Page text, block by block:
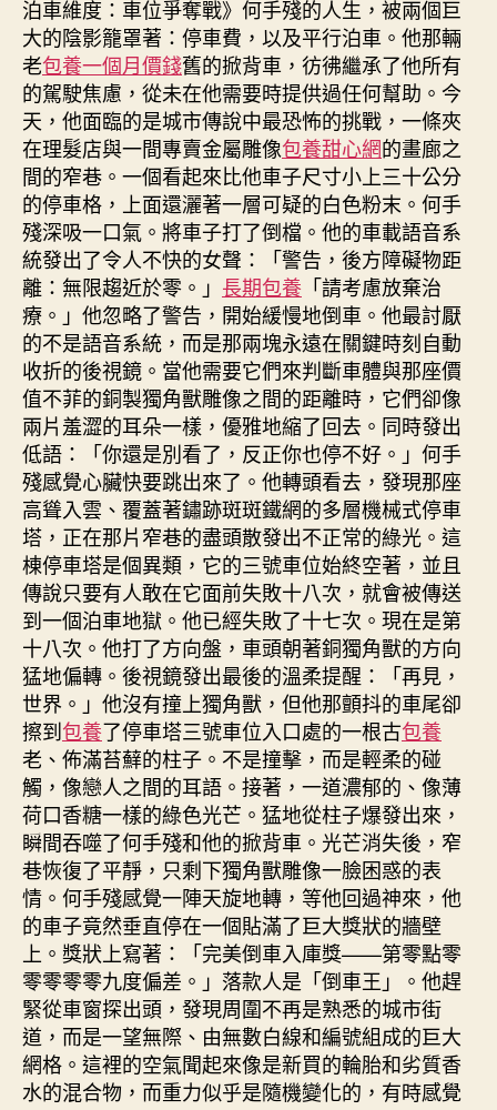
泊車維度：車位爭奪戰》何手殘的人生，被兩個巨
大的陰影籠罩著：停車費，以及平行泊車。他那輛
老包養一個月價錢舊的掀背車，彷彿繼承了他所有
的駕駛焦慮，從未在他需要時提供過任何幫助。今
天，他面臨的是城市傳說中最恐怖的挑戰，一條夾
在理髮店與一間專賣金屬雕像包養甜心網的畫廊之
間的窄巷。一個看起來比他車子尺寸小上三十公分
的停車格，上面還灑著一層可疑的白色粉末。何手
殘深吸一口氣。將車子打了倒檔。他的車載語音系
統發出了令人不快的女聲：「警告，後方障礙物距
離：無限趨近於零。」 長期包養 「請考慮放棄治
療。」他忽略了警告，開始緩慢地倒車。他最討厭
的不是語音系統，而是那兩塊永遠在關鍵時刻自動
收折的後視鏡。當他需要它們來判斷車體與那座價
值不菲的銅製獨角獸雕像之間的距離時，它們卻像
兩片羞澀的耳朵一樣，優雅地縮了回去。同時發出
低語：「你還是別看了，反正你也停不好。」何手
殘感覺心臟快要跳出來了。他轉頭看去，發現那座
高聳入雲、覆蓋著鏽跡斑斑鐵網的多層機械式停車
塔，正在那片窄巷的盡頭散發出不正常的綠光。這
棟停車塔是個異類，它的三號車位始終空著，並且
傳說只要有人敢在它面前失敗十八次，就會被傳送
到一個泊車地獄。他已經失敗了十七次。現在是第
十八次。他打了方向盤，車頭朝著銅獨角獸的方向
猛地偏轉。後視鏡發出最後的溫柔提醒：「再見，
世界。」他沒有撞上獨角獸，但他那顫抖的車尾卻
擦到包養了停車塔三號車位入口處的一根古包養
老、佈滿苔蘚的柱子。不是撞擊，而是輕柔的碰
觸，像戀人之間的耳語。接著，一道濃郁的、像薄
荷口香糖一樣的綠色光芒。猛地從柱子爆發出來，
瞬間吞噬了何手殘和他的掀背車。光芒消失後，窄
巷恢復了平靜，只剩下獨角獸雕像一臉困惑的表
情。何手殘感覺一陣天旋地轉，等他回過神來，他
的車子竟然垂直停在一個貼滿了巨大獎狀的牆壁
上。獎狀上寫著：「完美倒車入庫獎——第零點零
零零零零九度偏差。」落款人是「倒車王」。他趕
緊從車窗探出頭，發現周圍不再是熟悉的城市街
道，而是一望無際、由無數白線和編號組成的巨大
網格。這裡的空氣聞起來像是新買的輪胎和劣質香
水的混合物，而重力似乎是隨機變化的，有時感覺